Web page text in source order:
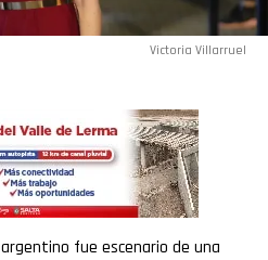
Victoria Villarruel
argentino fue escenario de una